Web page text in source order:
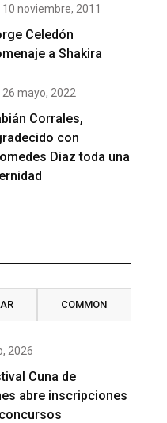
10 noviembre, 2011
Celedón
a Shakira
26 mayo, 2022
Corrales,
con
Diaz toda una
COMMON
2026
Cuna de
abre inscripciones